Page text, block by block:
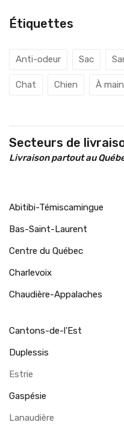
Étiquettes
Anti-odeur Sac
Chat Chien À main
Secteurs de
Livraison partout au
Abitibi-Témiscamingue
Bas-Saint-Laurent
Centre du Québec
Charlevoix
Chaudière-Appalaches
Cantons-de-l'Est
Duplessis
Estrie
Gaspésie
Lanaudière